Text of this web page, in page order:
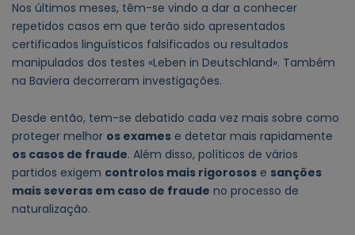
Nos últimos meses, têm-se vindo a dar a conhecer
repetidos casos em que terão sido apresentados
certificados linguísticos falsificados ou resultados
manipulados dos testes «Leben in Deutschland». Também
na Baviera decorreram investigações.
Desde então, tem-se debatido cada vez mais sobre como
proteger melhor os exames e detetar mais rapidamente
os casos de fraude. Além disso, políticos de vários
partidos exigem controlos mais rigorosos e sanções
mais severas em caso de fraude no processo de
naturalização.